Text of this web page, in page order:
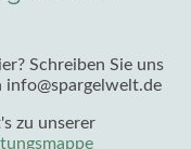
Schreiben Sie uns
info@spargelwelt.de
zu unserer